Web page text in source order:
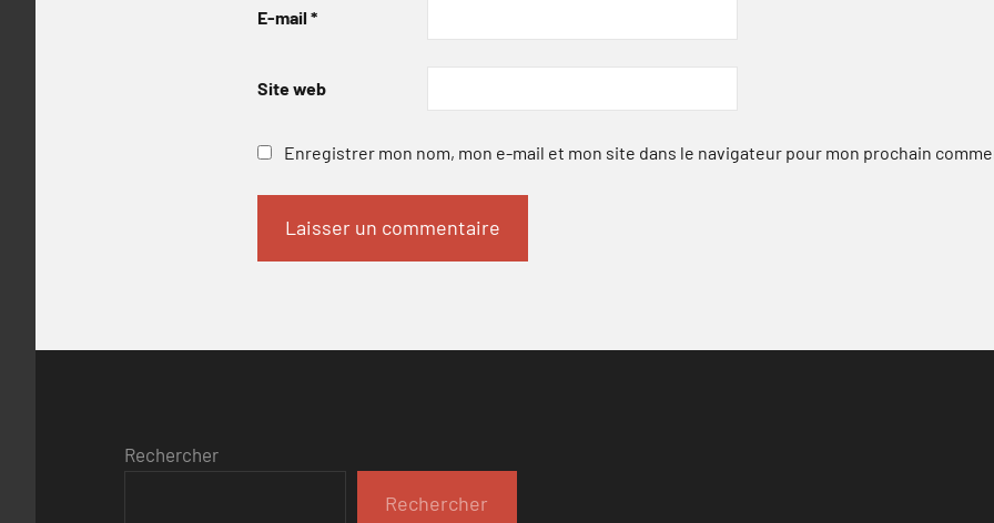
E-mail *
Site web
Enregistrer mon nom, mon e-mail et mon site dans le navigateur pour mon prochain
Rechercher
Rechercher